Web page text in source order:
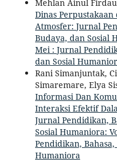
Mehlan Ainul
Dinas
Atmosfer: Jurnal
Budaya, dan Sosial
Mei : Jurnal
dan Sosial
Rani Simanjuntak,
Simaremare, Elya
Informasi Dan
Interaksi Efektif
Jurnal Pendidikan,
Sosial Humaniora:
Pendidikan,
Humaniora